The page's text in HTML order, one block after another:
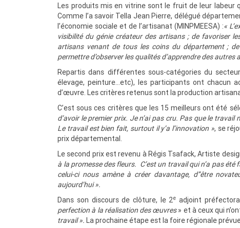
Les produits mis en vitrine sont le fruit de leur labeur
Comme l’a savoir Tella Jean Pierre, délégué
l’économie sociale et de l’artisanat (MINPMEESA) :«
visibilité du génie créateur des artisans ;de favoriser
artisans venant de tous les coins du département ;
permettre d’observer les qualités d’apprendre des autres
Repartis dans différentes sous-catégories du
élevage, peinture…etc), les participants ont chacun
d’œuvre. Les critères retenus sont la production
C’est sous ces critères que les 15 meilleurs ont été
d’avoir le premier prix. Je n’ai pas cru. Pas que le
Le travail est bien fait, surtout il y’a l’innovation », se
prix départemental.
Le second prix est revenu à Régis Tsafack, Artiste
à la promesse des fleurs. C’est un travail qui n’a pas
celui-ci nous amène à créer davantage, d’’être
aujourd’hui ».
Dans son discours de clôture, le 2e adjoint
perfection à la réalisation des œuvres» et à ceux qui
travail ». La prochaine étape est la foire régionale